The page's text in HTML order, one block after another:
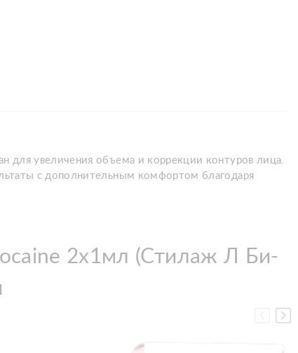
для увеличения объема и коррекции контуров лица.
с дополнительным комфортом благодаря
2x1мл (Стилаж Л Би-